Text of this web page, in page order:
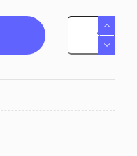
כמות
של
אינטרקום